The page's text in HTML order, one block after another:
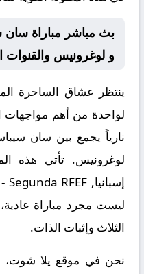
بث مباشر مباراة
و لوغرونيس والقنوات
ينتظر عشاق الساحرة
لواحدة من أهم مواجهات
نارياً يجمع بين سان
لوغرونيس. تأتي هذه
إسبانيا, Segunda RFEF - تصفيات الصعود
ليست مجرد مباراة
الثلاث وإثبات الذات.
نحن في موقع يلا شوت